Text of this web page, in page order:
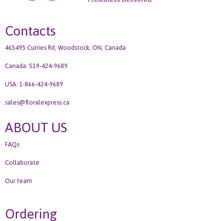
Contacts
465495 Curries Rd, Woodstock, ON, Canada
Canada: 519-424-9689
USA: 1-866-424-9689
sales@floralexpress.ca
ABOUT US
FAQs
Collaborate
Our team
Ordering